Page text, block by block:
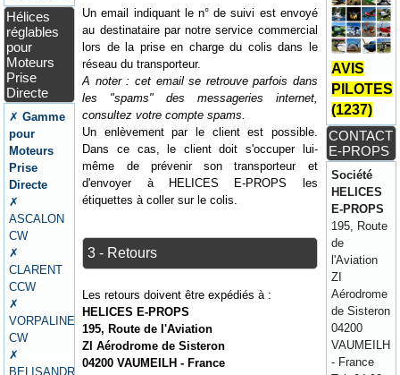
Hélices
réglables
pour
Moteurs
Prise
Directe
✗Gamme
pour
Moteurs
Prise
Directe
✗
ASCALON
CW
✗
CLARENT
CCW
✗
VORPALINE
CW
✗
BELISANDRE
Un email indiquant le n° de suivi est envoyé
au destinataire par notre service commercial
lors de la prise en charge du colis dans le
réseau du transporteur.
A noter : cet email se retrouve parfois dans
les "spams" des messageries internet,
consultez votre compte spams.
Un enlèvement par le client est possible.
Dans ce cas, le client doit s'occuper lui-
même de prévenir son transporteur et
d'envoyer à HELICES E-PROPS les
étiquettes à coller sur le colis.
3 - Retours
Les retours doivent être expédiés à :
HELICES E-PROPS
195, Route de l'Aviation
ZI Aérodrome de Sisteron
04200 VAUMEILH - France
AVIS
PILOTES
(1237)
CONTACT
E-PROPS
Société
HELICES
E-PROPS
195, Route
de
l'Aviation
ZI
Aérodrome
de Sisteron
04200
VAUMEILH
- France